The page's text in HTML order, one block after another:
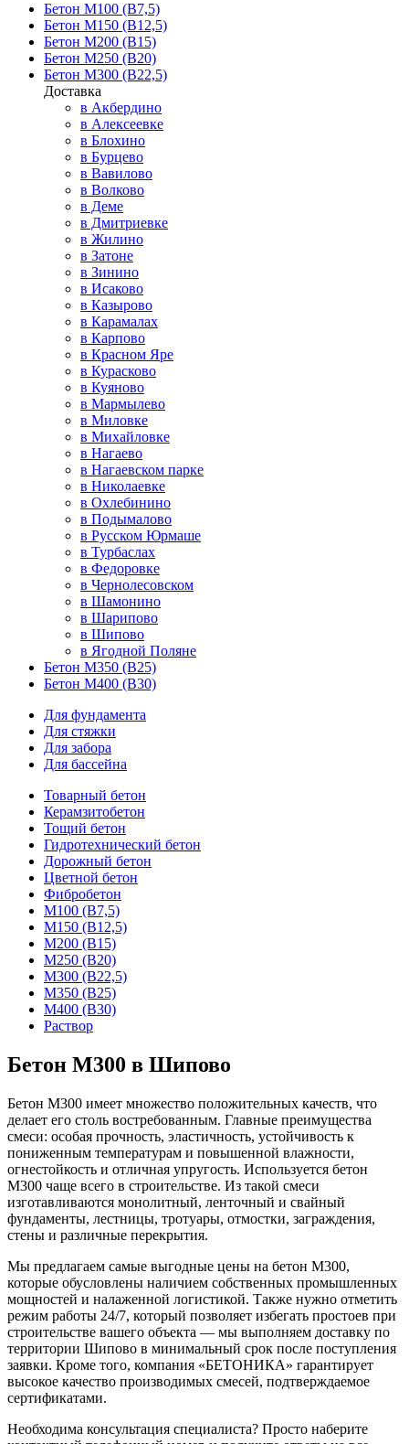
Бетон М100 (В7,5)
Бетон М150 (В12,5)
Бетон М200 (В15)
Бетон М250 (В20)
Бетон М300 (В22,5)
Доставка
в Акбердино
в Алексеевке
в Блохино
в Бурцево
в Вавилово
в Волково
в Деме
в Дмитриевке
в Жилино
в Затоне
в Зинино
в Исаково
в Казырово
в Карамалах
в Карпово
в Красном Яре
в Курасково
в Куяново
в Мармылево
в Миловке
в Михайловке
в Нагаево
в Нагаевском парке
в Николаевке
в Охлебинино
в Подымалово
в Русском Юрмаше
в Турбаслах
в Федоровке
в Чернолесовском
в Шамонино
в Шарипово
в Шипово
в Ягодной Поляне
Бетон М350 (В25)
Бетон М400 (В30)
Для фундамента
Для стяжки
Для забора
Для бассейна
Товарный бетон
Керамзитобетон
Тощий бетон
Гидротехнический бетон
Дорожный бетон
Цветной бетон
Фибробетон
М100 (В7,5)
М150 (В12,5)
М200 (В15)
М250 (В20)
М300 (В22,5)
М350 (В25)
М400 (В30)
Раствор
Бетон М300 в Шипово
Бетон М300 имеет множество положительных качеств, что
делает его столь востребованным. Главные преимущества
смеси: особая прочность, эластичность, устойчивость к
пониженным температурам и повышенной влажности,
огнестойкость и отличная упругость. Используется бетон
М300 чаще всего в строительстве. Из такой смеси
изготавливаются монолитный, ленточный и свайный
фундаменты, лестницы, тротуары, отмостки, заграждения,
стены и различные перекрытия.
Мы предлагаем самые выгодные цены на бетон М300,
которые обусловлены наличием собственных промышленных
мощностей и налаженной логистикой. Также нужно отметить
режим работы 24/7, который позволяет избегать простоев при
строительстве вашего объекта — мы выполняем доставку по
территории Шипово в минимальный срок после поступления
заявки. Кроме того, компания «БЕТОНИКА» гарантирует
высокое качество производимых смесей, подтверждаемое
сертификатами.
Необходима консультация специалиста? Просто наберите